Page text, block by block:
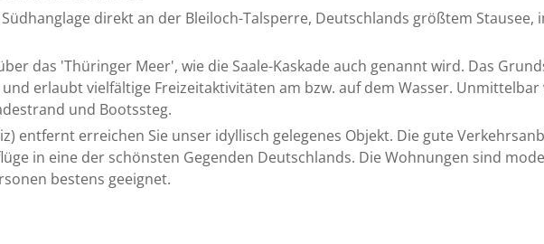
direkt an der Bleiloch-Talsperre, Deutschlands größtem Stausee,
das 'Thüringer Meer', wie die Saale-Kaskade auch genannt wird. Das
erlaubt vielfältige Freizeitaktivitäten am bzw. auf dem Wasser. Unmittelbar
und Bootssteg.
entfernt erreichen Sie unser idyllisch gelegenes Objekt. Die gute
in eine der schönsten Gegenden Deutschlands. Die Wohnungen sind
bestens geeignet.